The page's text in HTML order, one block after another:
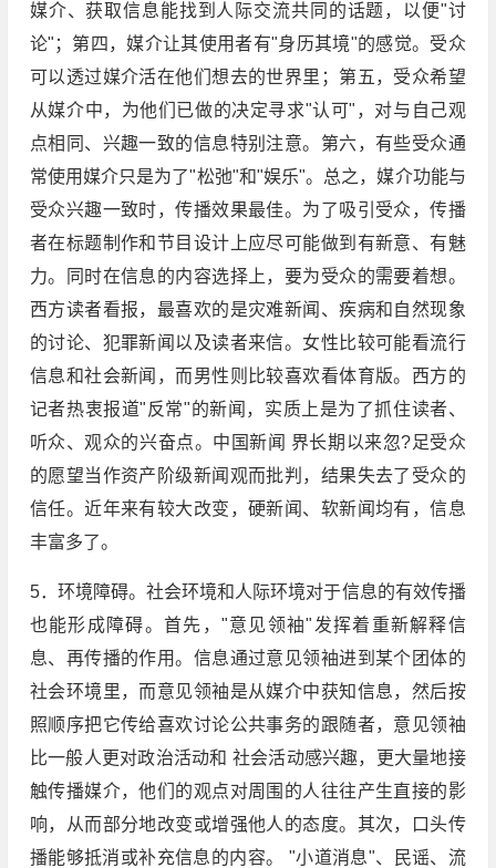
媒介、获取信息能找到人际交流共同的话题，以便"讨
论"；第四，媒介让其使用者有"身历其境"的感觉。受众
可以透过媒介活在他们想去的世界里；第五，受众希望
从媒介中，为他们已做的决定寻求"认可"，对与自己观
点相同、兴趣一致的信息特别注意。第六，有些受众通
常使用媒介只是为了"松弛"和"娱乐"。总之，媒介功能与
受众兴趣一致时，传播效果最佳。为了吸引受众，传播
者在标题制作和节目设计上应尽可能做到有新意、有魅
力。同时在信息的内容选择上，要为受众的需要着想。
西方读者看报，最喜欢的是灾难新闻、疾病和自然现象
的讨论、犯罪新闻以及读者来信。女性比较可能看流行
信息和社会新闻，而男性则比较喜欢看体育版。西方的
记者热衷报道"反常"的新闻，实质上是为了抓住读者、
听众、观众的兴奋点。中国新闻 界长期以来忽?足受众
的愿望当作资产阶级新闻观而批判，结果失去了受众的
信任。近年来有较大改变，硬新闻、软新闻均有，信息
丰富多了。
5．环境障碍。社会环境和人际环境对于信息的有效传播
也能形成障碍。首先，"意见领袖"发挥着重新解释信
息、再传播的作用。信息通过意见领袖进到某个团体的
社会环境里，而意见领袖是从媒介中获知信息，然后按
照顺序把它传给喜欢讨论公共事务的跟随者，意见领袖
比一般人更对政治活动和 社会活动感兴趣，更大量地接
触传播媒介，他们的观点对周围的人往往产生直接的影
响，从而部分地改变或增强他人的态度。其次，口头传
播能够抵消或补充信息的内容。 "小道消息"、民谣、流